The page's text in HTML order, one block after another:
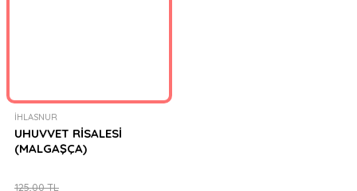
İHLASNUR
UHUVVET RİSALESİ
(MALGAŞÇA)
125,00 TL